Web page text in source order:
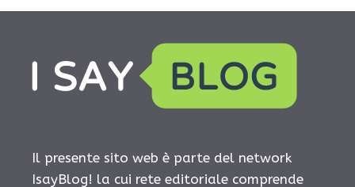
Il presente sito web è parte del network
IsayBlog! la cui rete editoriale comprende